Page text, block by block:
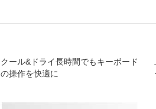
クール&ドライ長時間でもキーボード
の操作を快適に